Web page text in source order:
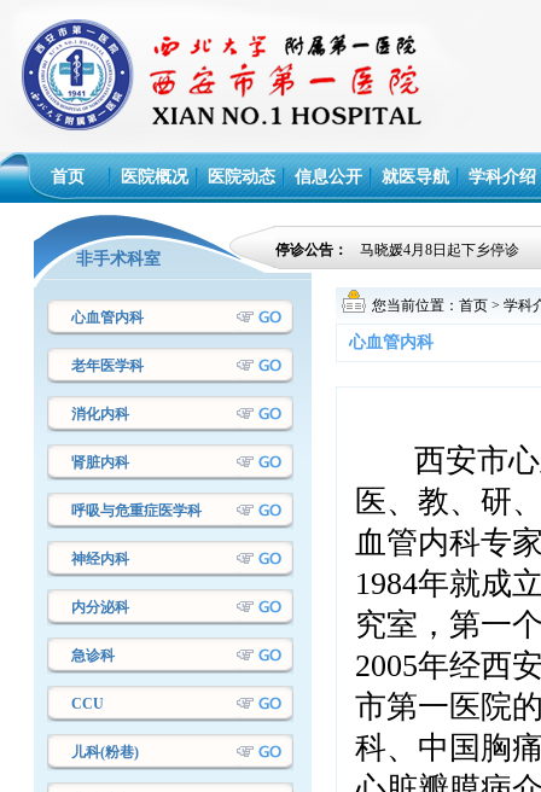
首页 医院概况 医院动态 信息公开 就医导航 学科介绍
非手术科室 停诊公告： 马晓媛4月8日起下乡停诊
心血管内科
老年医学科
消化内科
肾脏内科
呼吸与危重症医学科
神经内科
内分泌科
急诊科
CCU
儿科(粉巷)
您当前位置： 首页 > 学科
心血管内科
西安市
医、教、研
血管内科专
1984年就成
究室，第一
2005年经西
市第一医院
科、中国胸